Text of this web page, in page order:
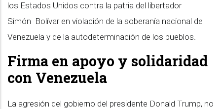
los Estados Unidos contra la patria del libertador
Simón Bolívar en violación de la soberanía nacional de
Venezuela y de la autodeterminación de los pueblos.
Firma en apoyo y solidaridad
con Venezuela
La agresión del gobierno del presidente Donald Trump, no